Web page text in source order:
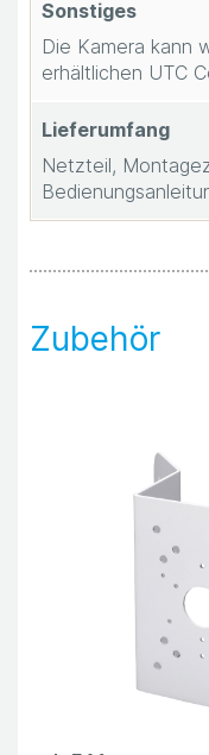
Sonstiges
Die Kamera kann
erhältlichen UTC
Lieferumfang
Netzteil,
Zubehör